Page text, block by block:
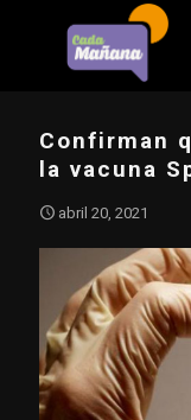
Confirman
la vacuna
abril 20, 2021